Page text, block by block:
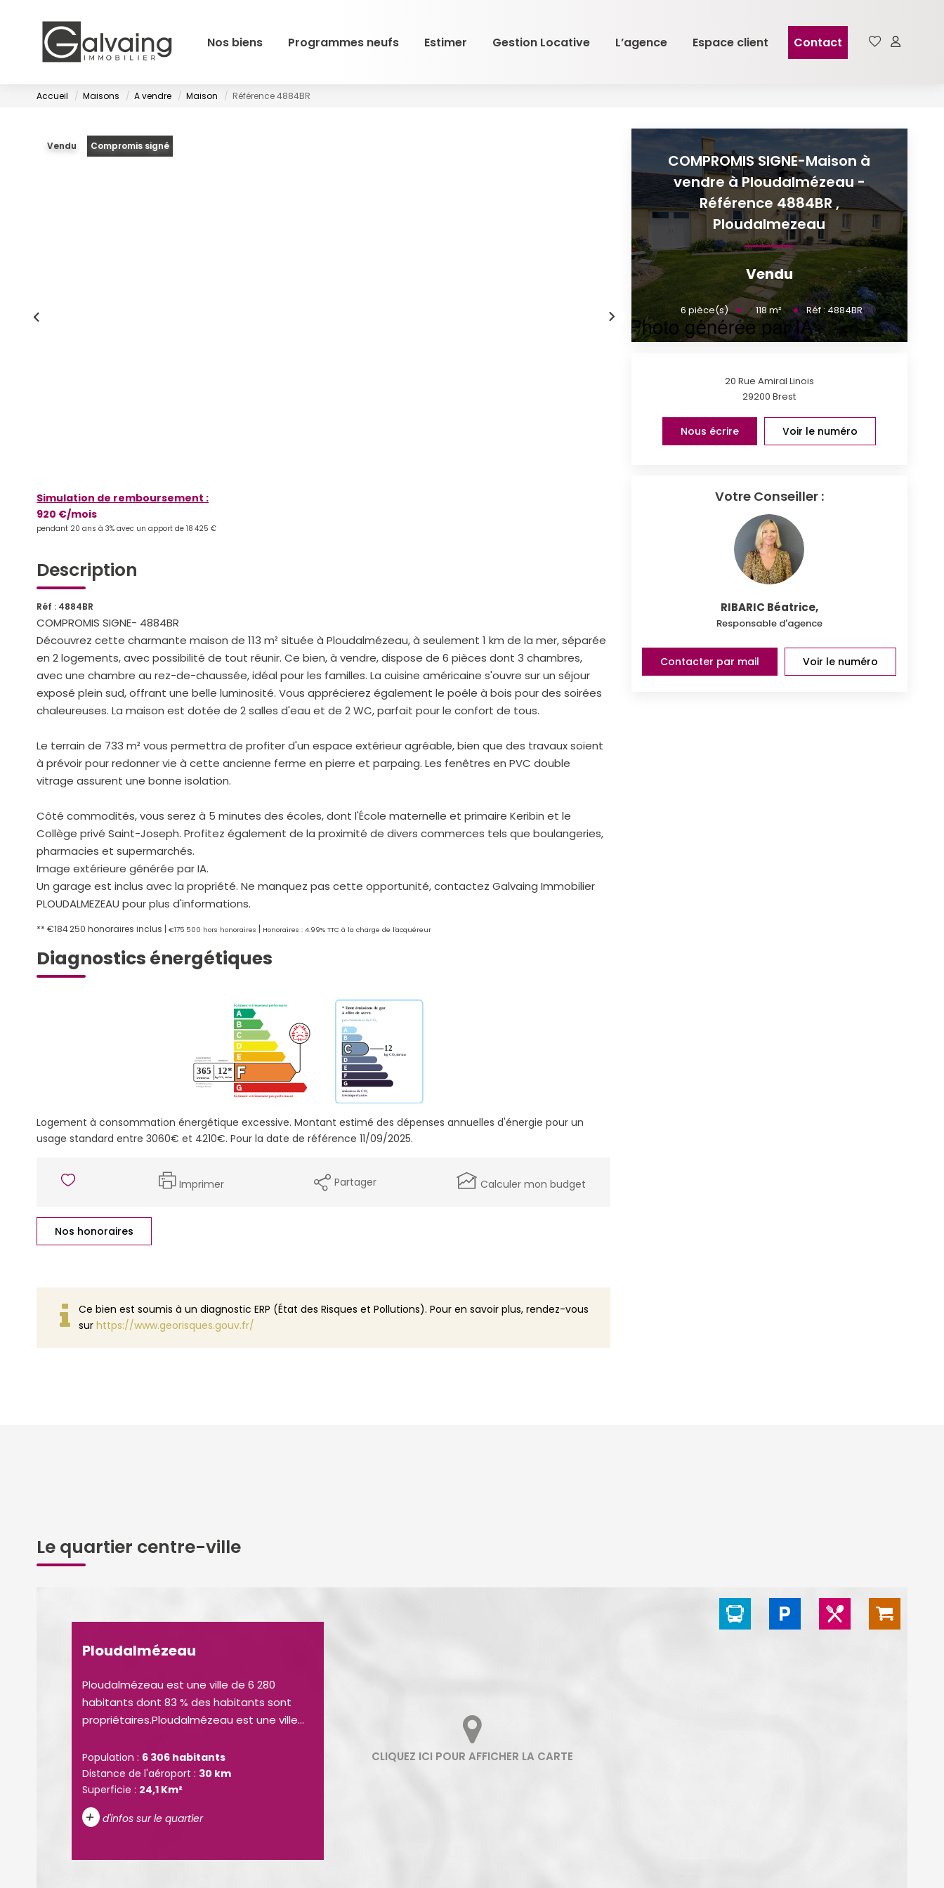
Nos biens Programmes neufs Estimer Gestion Locative L’agence Espace client Contact
Accueil Maisons A vendre Maison Référence 4884BR
Vendu Compromis signé
Simulation de remboursement :
920 €/mois
pendant 20 ans à 3% avec un apport de 18 425 €
Description
Réf : 4884BR
COMPROMIS SIGNE- 4884BR
Découvrez cette charmante maison de 113 m² située à Ploudalmézeau, à seulement 1 km de la mer, séparée
en 2 logements, avec possibilité de tout réunir. Ce bien, à vendre, dispose de 6 pièces dont 3 chambres,
avec une chambre au rez-de-chaussée, idéal pour les familles. La cuisine américaine s'ouvre sur un séjour
exposé plein sud, offrant une belle luminosité. Vous apprécierez également le poêle à bois pour des soirées
chaleureuses. La maison est dotée de 2 salles d'eau et de 2 WC, parfait pour le confort de tous.
Le terrain de 733 m² vous permettra de profiter d'un espace extérieur agréable, bien que des travaux soient
à prévoir pour redonner vie à cette ancienne ferme en pierre et parpaing. Les fenêtres en PVC double
vitrage assurent une bonne isolation.
Côté commodités, vous serez à 5 minutes des écoles, dont l'École maternelle et primaire Keribin et le
Collège privé Saint-Joseph. Profitez également de la proximité de divers commerces tels que boulangeries,
pharmacies et supermarchés.
Image extérieure générée par IA.
Un garage est inclus avec la propriété. Ne manquez pas cette opportunité, contactez Galvaing Immobilier
PLOUDALMEZEAU pour plus d'informations.
** €184 250 honoraires inclus | €175 500 hors honoraires | Honoraires : 4.99% TTC à la charge de l'acquéreur
Diagnostics énergétiques
Logement à consommation énergétique excessive. Montant estimé des dépenses annuelles d'énergie pour un
usage standard entre 3060€ et 4210€. Pour la date de référence 11/09/2025.
Imprimer Partager Calculer mon budget
Nos honoraires
Ce bien est soumis à un diagnostic ERP (État des Risques et Pollutions). Pour en savoir plus, rendez-vous
sur https://www.georisques.gouv.fr/
COMPROMIS SIGNE-Maison à
vendre à Ploudalmézeau -
Référence 4884BR,
Ploudalmezeau
Vendu
6 pièce(s) 118m² Réf : 4884BR
20 Rue Amiral Linois
29200Brest
Nous écrire Voir le numéro
Votre Conseiller :
RIBARIC Béatrice,
Responsable d'agence
Contacter par mail Voir le numéro
Le quartier centre-ville
Ploudalmézeau
Ploudalmézeau est une ville de 6 280
habitants dont 83 % des habitants sont
propriétaires.Ploudalmézeau est une ville...
Population : 6 306 habitants
Distance de l'aéroport : 30 km
Superficie : 24,1 Km²
+ d'infos sur le quartier